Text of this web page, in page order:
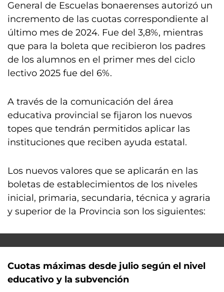
General de Escuelas bonaerenses autorizó un
incremento de las cuotas correspondiente al
último mes de 2024. Fue del 3,8%, mientras
que para la boleta que recibieron los padres
de los alumnos en el primer mes del ciclo
lectivo 2025 fue del 6%.
A través de la comunicación del área
educativa provincial se fijaron los nuevos
topes que tendrán permitidos aplicar las
instituciones que reciben ayuda estatal.
Los nuevos valores que se aplicarán en las
boletas de establecimientos de los niveles
inicial, primaria, secundaria, técnica y agraria
y superior de la Provincia son los siguientes:
Cuotas máximas desde julio según el nivel
educativo y la subvención